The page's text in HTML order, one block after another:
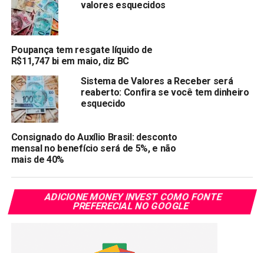
Cardeneta de poupança
Apoupança
sendo a opção de investimento mais segura, já que está
ligada à proteção do Fundo Garantidor de Crédito (FGC),
que assegura a devolução do dinheiro, até um
determinado limite, em caso de quebra da instituição
financeira.
Assunto relacionado:
Shopee cresce no Brasil e ameaça reinado do
Compartilhar:
valores esquecidos
Poupança tem resgate líquido de
R$11,747 bi em maio, diz BC
Sistema de Valores a Receber será
reaberto: Confira se você tem dinheiro
esquecido
Consignado do Auxílio Brasil: desconto
mensal no benefício será de 5%, e não
mais de 40%
ADICIONE MONEY INVEST COMO FONTE
PREFERECIAL NO GOOGLE